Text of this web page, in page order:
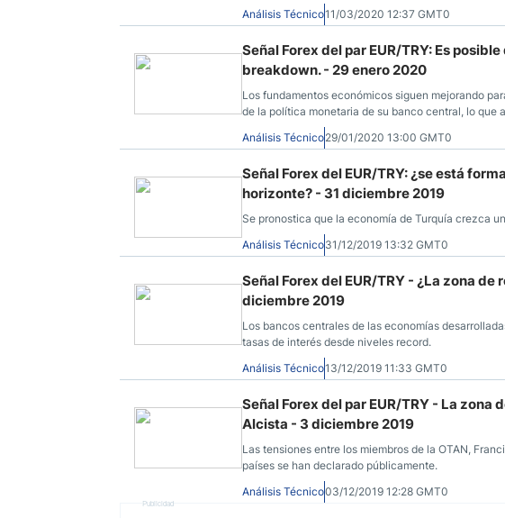
Análisis Técnico11/03/2020 12:37 GMT0
Señal Forex del par EUR/TRY: Es
breakdown. - 29 enero 2020
Los fundamentos económicos siguen mejorando
de la política monetaria de su banco central, lo que
Análisis Técnico29/01/2020 13:00 GMT0
Señal Forex del EUR/TRY: ¿se está
horizonte? - 31 diciembre 2019
Se pronostica que la economía de Turquía crezca
Análisis Técnico31/12/2019 13:32 GMT0
Señal Forex del EUR/TRY - ¿La zona
diciembre 2019
Los bancos centrales de las economías
tasas de interés desde niveles record.
Análisis Técnico13/12/2019 11:33 GMT0
Señal Forex del par EUR/TRY - La
Alcista - 3 diciembre 2019
Las tensiones entre los miembros de la OTAN,
países se han declarado públicamente.
Análisis Técnico03/12/2019 12:28 GMT0
Publicidad